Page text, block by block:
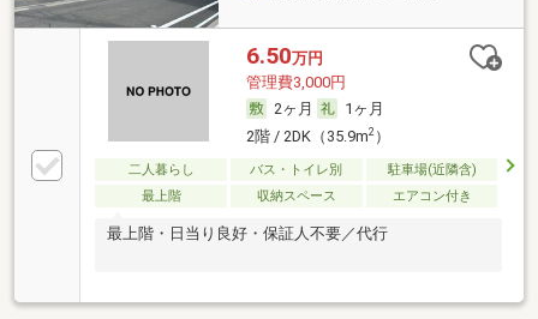
6.50万円
管理費3,000円
2ヶ月
1ヶ月
2階 / 2DK（35.9m2）
二人暮らし バス・トイレ別
駐車場(近隣含)
最上階
収納スペース エアコン付き
最上階・日当り良好・保証人不要／代行